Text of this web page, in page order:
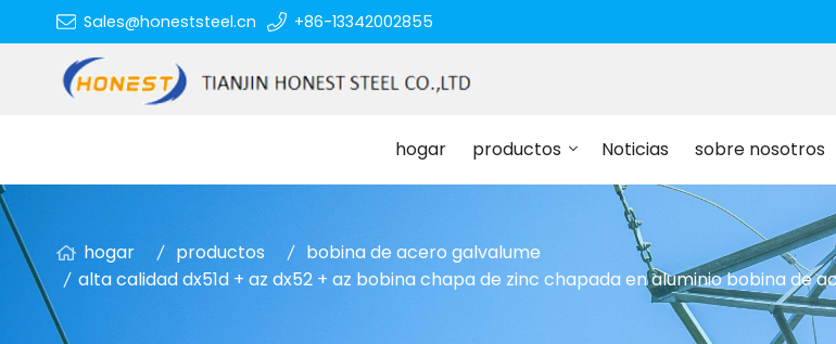
Sales@honeststeel.cn +86-13342002855
hogar productos Noticias sobre nosotros
hogar productos
bobina de acero galvalume
alta calidad dx51d + az dx52 + az bobina chapa de zinc chapada en aluminio bobina de